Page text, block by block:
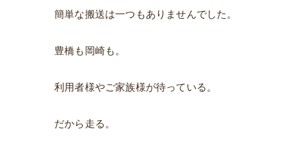
簡単な搬送は一つもありませんでした。
豊橋も岡崎も。
利用者様やご家族様が待っている。
だから走る。